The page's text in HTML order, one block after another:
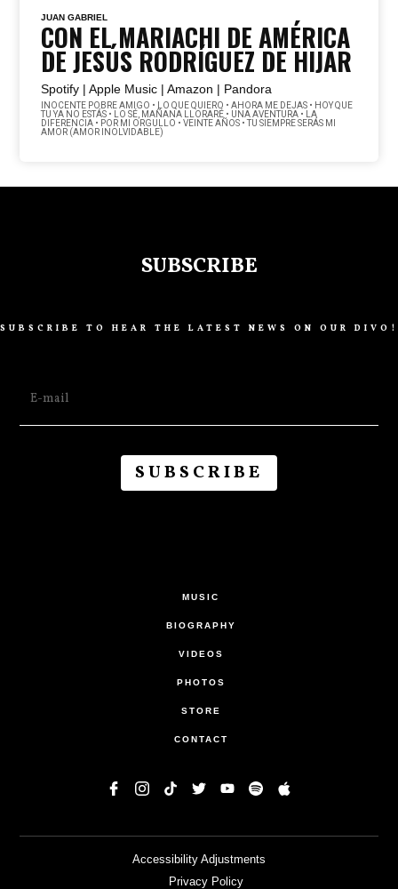
JUAN GABRIEL
CON EL MARIACHI DE AMÉRICA
DE JESÚS RODRÍGUEZ DE HIJAR
Spotify |Apple Music |Amazon | Pandora
INOCENTE POBRE AMIGO • LO QUE QUIERO • AHORA ME DEJAS • HOY QUE
TU YA NO ESTÁS • LO SÉ, MAÑANA LLORARÉ • UNA AVENTURA • LA
DIFERENCIA • POR MI ORGULLO • VEINTE AÑOS • TU SIEMPRE SERÁS MI
AMOR (AMOR INOLVIDABLE)
SUBSCRIBE
SUBSCRIBE TO HEAR THE LATEST NEWS ON OUR DIVO!
MUSIC
BIOGRAPHY
VIDEOS
PHOTOS
STORE
CONTACT
Accessibility Adjustments
Privacy Policy